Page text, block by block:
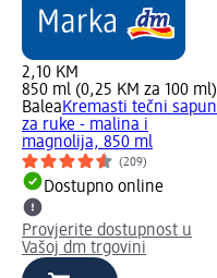
2,10 KM
850 ml (0,25 KM za 100 ml)
BaleaKremasti tečni sapun
za ruke - malina i
magnolija, 850 ml
(209)
Dostupno online
Provjerite dostupnost u
Vašoj dm trgovini